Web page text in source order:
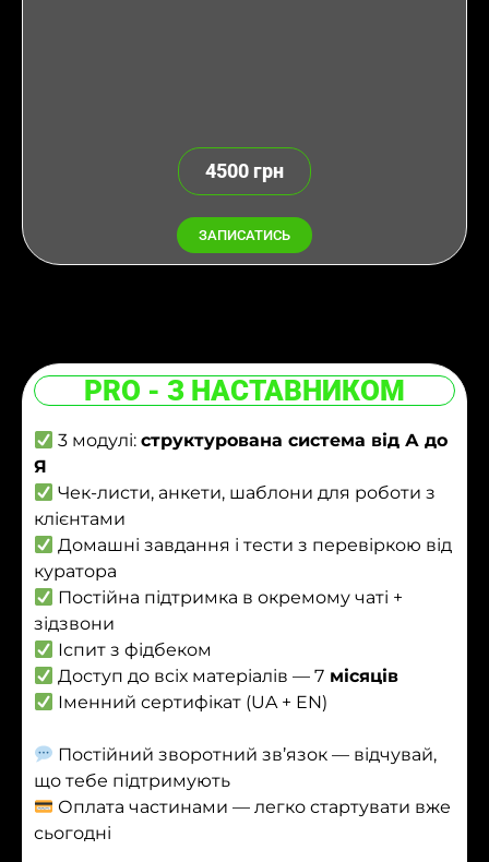
4500 грн
ЗАПИСАТИСЬ
PRO - З НАСТАВНИКОМ
3 модулі:структурована система від А до
Я
Чек-листи, анкети, шаблони для роботи з
клієнтами
Домашні завдання і тести з перевіркою від
куратора
Постійна підтримка в окремому чаті +
зідзвони
Іспит з фідбеком
Доступ до всіх матеріалів — 7 місяців
Іменний сертифікат (UA + EN)
Постійний зворотний зв’язок — відчувай,
що тебе підтримують
Оплата частинами — легко стартувати вже
сьогодні